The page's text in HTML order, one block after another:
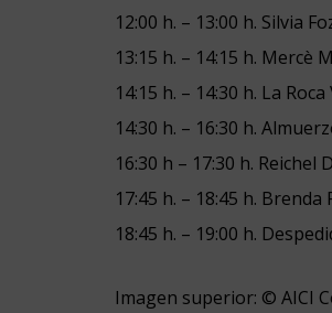
12:00 h. – 13:00 h. Silvia
13:15 h. – 14:15 h. Mercè
14:15 h. – 14:30 h. La Roca
14:30 h. – 16:30 h.
16:30 h – 17:30 h. Reichel
17:45 h. – 18:45 h. Brenda
18:45 h. – 19:00 h.
Imagen superior: © AICI